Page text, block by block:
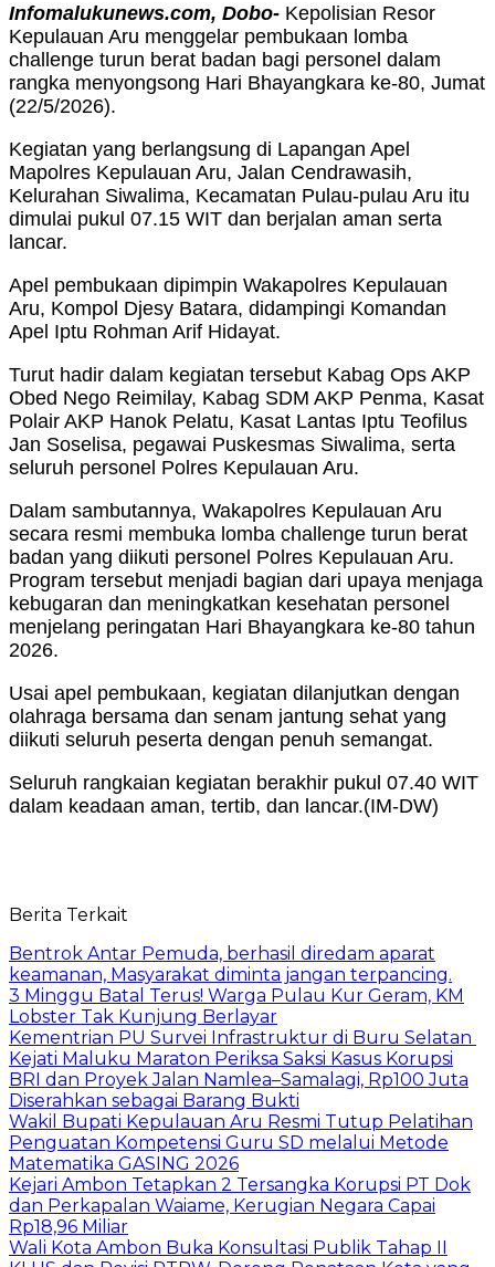
Infomalukunews.com, Dobo- Kepolisian Resor
Kepulauan Aru menggelar pembukaan lomba
challenge turun berat badan bagi personel dalam
rangka menyongsong Hari Bhayangkara ke-80, Jumat
(22/5/2026).
Kegiatan yang berlangsung di Lapangan Apel
Mapolres Kepulauan Aru, Jalan Cendrawasih,
Kelurahan Siwalima, Kecamatan Pulau-pulau Aru itu
dimulai pukul 07.15 WIT dan berjalan aman serta
lancar.
Apel pembukaan dipimpin Wakapolres Kepulauan
Aru, Kompol Djesy Batara, didampingi Komandan
Apel Iptu Rohman Arif Hidayat.
Turut hadir dalam kegiatan tersebut Kabag Ops AKP
Obed Nego Reimilay, Kabag SDM AKP Penma, Kasat
Polair AKP Hanok Pelatu, Kasat Lantas Iptu Teofilus
Jan Soselisa, pegawai Puskesmas Siwalima, serta
seluruh personel Polres Kepulauan Aru.
Dalam sambutannya, Wakapolres Kepulauan Aru
secara resmi membuka lomba challenge turun berat
badan yang diikuti personel Polres Kepulauan Aru.
Program tersebut menjadi bagian dari upaya menjaga
kebugaran dan meningkatkan kesehatan personel
menjelang peringatan Hari Bhayangkara ke-80 tahun
2026.
Usai apel pembukaan, kegiatan dilanjutkan dengan
olahraga bersama dan senam jantung sehat yang
diikuti seluruh peserta dengan penuh semangat.
Seluruh rangkaian kegiatan berakhir pukul 07.40 WIT
dalam keadaan aman, tertib, dan lancar.(IM-DW)
Berita Terkait
Bentrok Antar Pemuda, berhasil diredam aparat
keamanan, Masyarakat diminta jangan terpancing.
3 Minggu Batal Terus! Warga Pulau Kur Geram, KM
Lobster Tak Kunjung Berlayar
Kementrian PU Survei Infrastruktur di Buru Selatan
Kejati Maluku Maraton Periksa Saksi Kasus Korupsi
BRI dan Proyek Jalan Namlea–Samalagi, Rp100 Juta
Diserahkan sebagai Barang Bukti
Wakil Bupati Kepulauan Aru Resmi Tutup Pelatihan
Penguatan Kompetensi Guru SD melalui Metode
Matematika GASING 2026
Kejari Ambon Tetapkan 2 Tersangka Korupsi PT Dok
dan Perkapalan Waiame, Kerugian Negara Capai
Rp18,96 Miliar
Wali Kota Ambon Buka Konsultasi Publik Tahap II